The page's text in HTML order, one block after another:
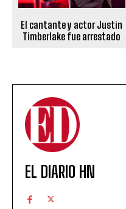
El cantante y actor Justin
Timberlake fue arrestado
EL DIARIO HN